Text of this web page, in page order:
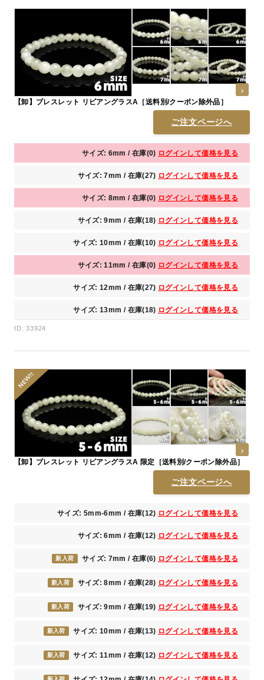
【卸】ブレスレット リビアングラスA［送料別/クーポン除外品］
ご注文ページへ
サイズ: 6mm / 在庫(0) ログインして価格を見る
サイズ: 7mm / 在庫(27) ログインして価格を見る
サイズ: 8mm / 在庫(0) ログインして価格を見る
サイズ: 9mm / 在庫(18) ログインして価格を見る
サイズ: 10mm / 在庫(10) ログインして価格を見る
サイズ: 11mm / 在庫(0) ログインして価格を見る
サイズ: 12mm / 在庫(27) ログインして価格を見る
サイズ: 13mm / 在庫(18) ログインして価格を見る
ID: 33924
【卸】ブレスレット リビアングラスA 限定［送料別/クーポン除外品］
ご注文ページへ
サイズ: 5mm-6mm / 在庫(12) ログインして価格を見る
サイズ: 6mm / 在庫(12) ログインして価格を見る
新入荷 サイズ: 7mm / 在庫(6) ログインして価格を見る
新入荷 サイズ: 8mm / 在庫(28) ログインして価格を見る
新入荷 サイズ: 9mm / 在庫(19) ログインして価格を見る
新入荷 サイズ: 10mm / 在庫(13) ログインして価格を見る
新入荷 サイズ: 11mm / 在庫(12) ログインして価格を見る